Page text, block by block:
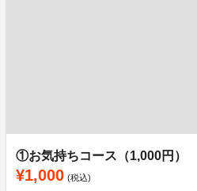
①お気持ちコース（1,000円）
¥1,000 (税込)